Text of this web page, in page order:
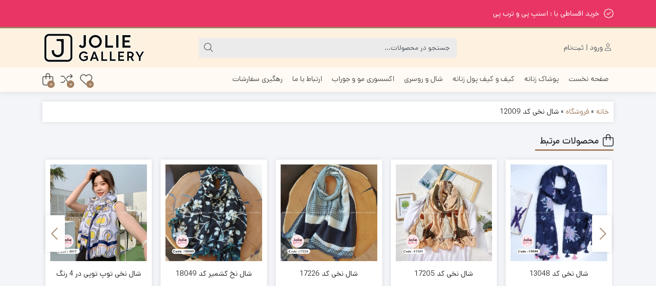
خرید اقساطی با : اسنپ پی و ترب پی
ورود | ثبت‌نام
صفحه نخست پوشاک زنانه کیف و کیف پول زنانه شال و روسری اکسسوری مو و جوراب ارتباط با ما رهگیری سفارشات
0
0
0
خانه »فروشگاه »شال نخی کد 12009
محصولات مرتبط
شال نخی کد 13048 شال نخی کد 17205 شال نخی کد 17226 شال نخ کشمیر کد 18049 شال نخی توپ توپی در 4 رنگ